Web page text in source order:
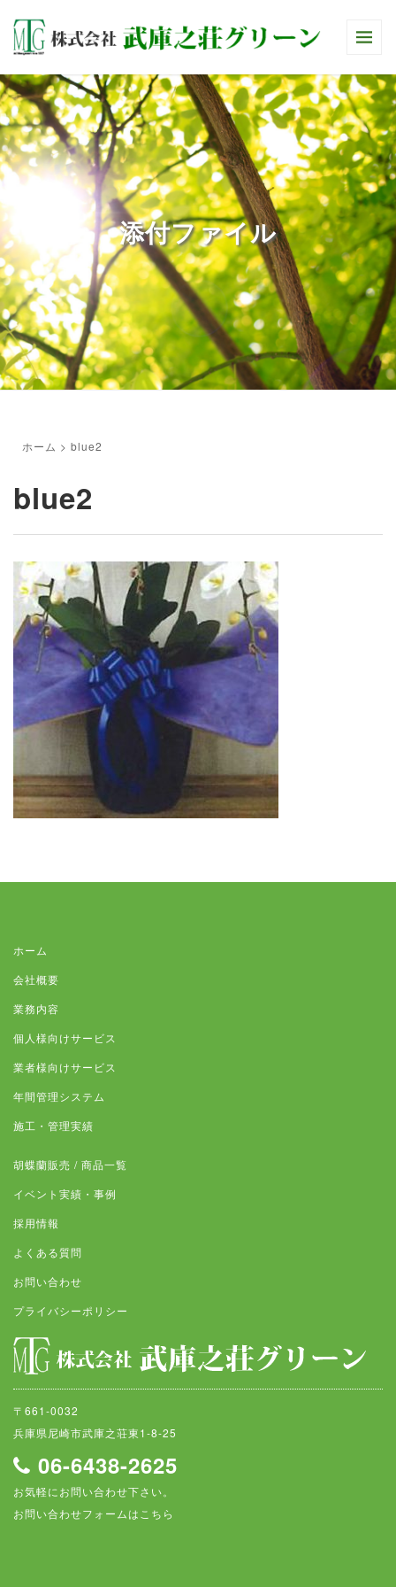
添付ファイル
ホーム > blue2
blue2
ホーム
会社概要
業務内容
個人様向けサービス
業者様向けサービス
年間管理システム
施工・管理実績
胡蝶蘭販売 / 商品一覧
イベント実績・事例
採用情報
よくある質問
お問い合わせ
プライバシーポリシー
〒661-0032
兵庫県尼崎市武庫之荘東1-8-25
06-6438-2625
お気軽にお問い合わせ下さい。
お問い合わせフォームはこちら